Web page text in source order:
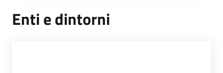
Enti e dintorni